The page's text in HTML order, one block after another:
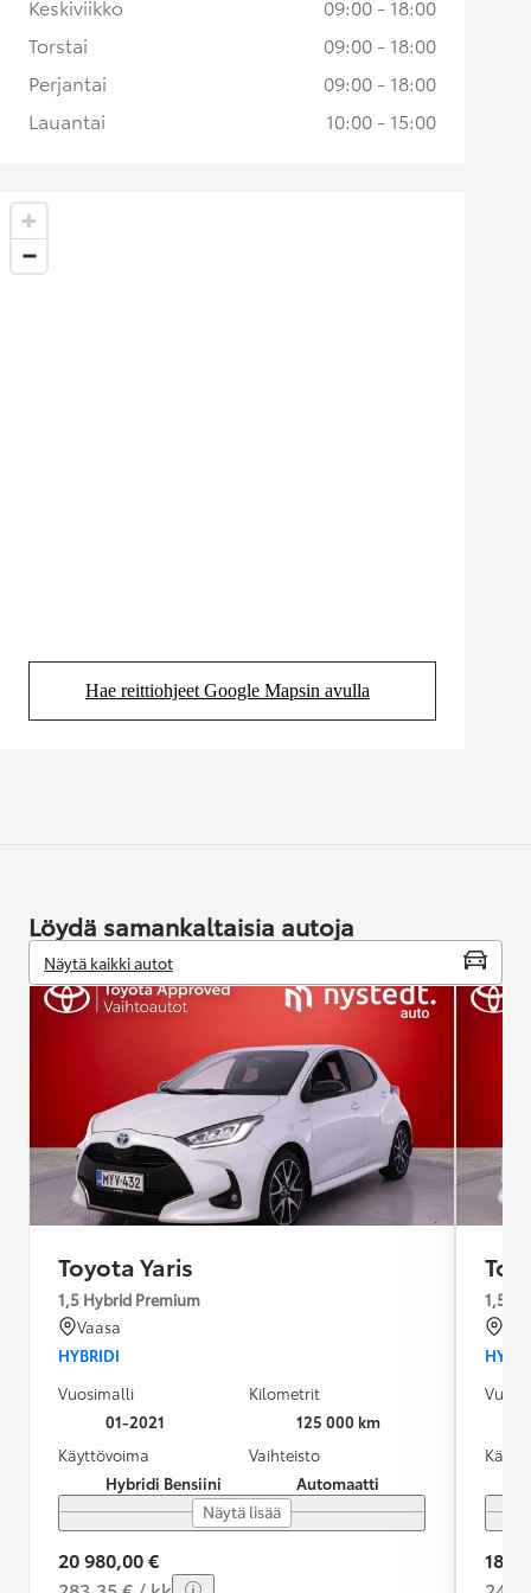
Hae reittiohjeet Google Mapsin avulla
(Aukeaa uudessa välilehdessä)
Keskiviikko
09:00 - 18:00
Torstai
09:00 - 18:00
Perjantai
09:00 - 18:00
Lauantai
10:00 - 15:00
Löydä samankaltaisia autoja
Näytä kaikki autot
Toyota Yaris
1,5 Hybrid Premium
Vaasa
HYBRIDI
Vuosimalli
01-2021
Kilometrit
125 000 km
Käyttövoima
Hybridi Bensiini
Vaihteisto
Automaatti
Näytä lisää
20 980,00 €
1,5
18